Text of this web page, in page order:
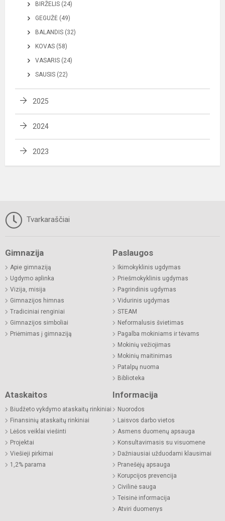
BIRŽELIS (24)
GEGUŽĖ (49)
BALANDIS (32)
KOVAS (58)
VASARIS (24)
SAUSIS (22)
2025
2024
2023
Tvarkaraščiai
Gimnazija
Apie gimnaziją
Ugdymo aplinka
Vizija, misija
Gimnazijos himnas
Tradiciniai renginiai
Gimnazijos simboliai
Priėmimas į gimnaziją
Paslaugos
Ikimokyklinis ugdymas
Priešmokyklinis ugdymas
Pagrindinis ugdymas
Vidurinis ugdymas
STEAM
Neformalusis švietimas
Pagalba mokiniams ir tėvams
Mokinių vežiojimas
Mokinių maitinimas
Patalpų nuoma
Biblioteka
Ataskaitos
Biudžeto vykdymo ataskaitų rinkiniai
Finansinių ataskaitų rinkiniai
Lėšos veiklai viešinti
Projektai
Viešieji pirkimai
1,2% parama
Informacija
Nuorodos
Laisvos darbo vietos
Asmens duomenų apsauga
Konsultavimasis su visuomene
Dažniausiai užduodami klausimai
Pranešėjų apsauga
Korupcijos prevencija
Civilinė sauga
Teisinė informacija
Atviri duomenys